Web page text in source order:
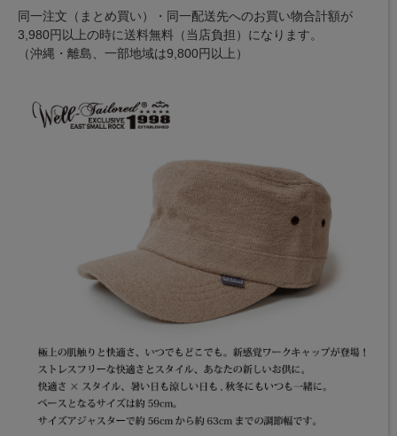
同一注文（まとめ買い）・同一配送先へのお買い物合計額が
3,980円以上の時に送料無料（当店負担）になります。
（沖縄・離島、一部地域は9,800円以上）